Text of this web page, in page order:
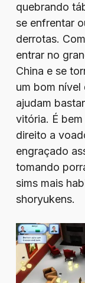
quebrando
se enfrentar
derrotas.
entrar no
China e se
um bom
ajudam
vitória. É
direito a
engraçado
tomando
sims mais
shoryukens.